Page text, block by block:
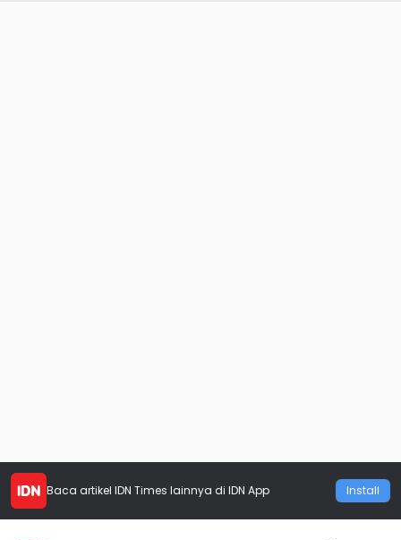
Baca artikel IDN Times lainnya di IDN App Install